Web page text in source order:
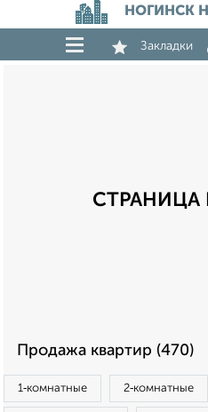
НОГИНСК
Закладки
СТРАНИЦА
Продажа квартир (470)
1‑комнатные 2‑комнатные